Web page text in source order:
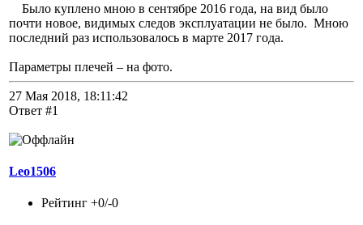
Было куплено мною в сентябре 2016 года, на вид было
почти новое, видимых следов эксплуатации не было. Мною
последний раз использовалось в марте 2017 года.
Параметры плечей – на фото.
27 Мая 2018, 18:11:42
Ответ #1
Leo1506
Рейтинг +0/-0